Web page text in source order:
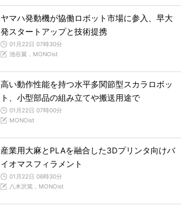
ヤマハ発動機が協働ロボット市場に参入、早大
発スタートアップと技術提携
01月22日 07時30分
池谷翼，MONOist
高い動作性能を持つ水平多関節型スカラロボッ
ト、小型部品の組み立てや搬送用途で
01月22日 07時00分
MONOist
産業用大麻とPLAを融合した3Dプリンタ向けバ
イオマスフィラメント
01月22日 06時30分
八木沢篤，MONOist